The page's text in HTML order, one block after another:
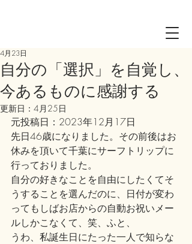
自分の「選択」を自覚し、
今あるものに感謝する
4月23日
更新日： 4月25日
元投稿日：2023年12月17日
先日46歳になりました。その前後はお
休みを頂いて千葉にサーフトリップに
行っておりました。
自分の好きなことを自由にしたくてそ
うすることを選んだのに、日付が変わ
ってもしばお店からの自動お祝いメー
ルしかこなくて、笑、ふと、
うわ、私誕生日にたった一人で知らな